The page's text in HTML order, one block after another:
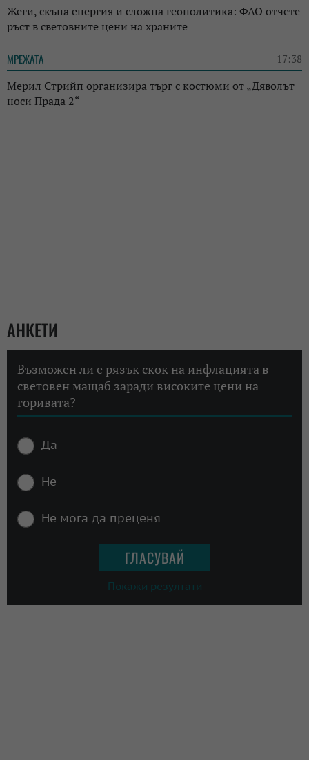
Жеги, скъпа енергия и сложна геополитика: ФАО отчете
ръст в световните цени на храните
МРЕЖАТА 17:38
Мерил Стрийп организира търг с костюми от „Дяволът
носи Прада 2“
АНКЕТИ
Възможен ли е рязък скок на инфлацията в
световен мащаб заради високите цени на
горивата?
Да
Не
Не мога да преценя
Покажи резултати